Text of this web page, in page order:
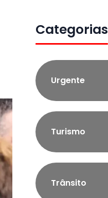
Categorias
Urgente
Turismo
Trânsito